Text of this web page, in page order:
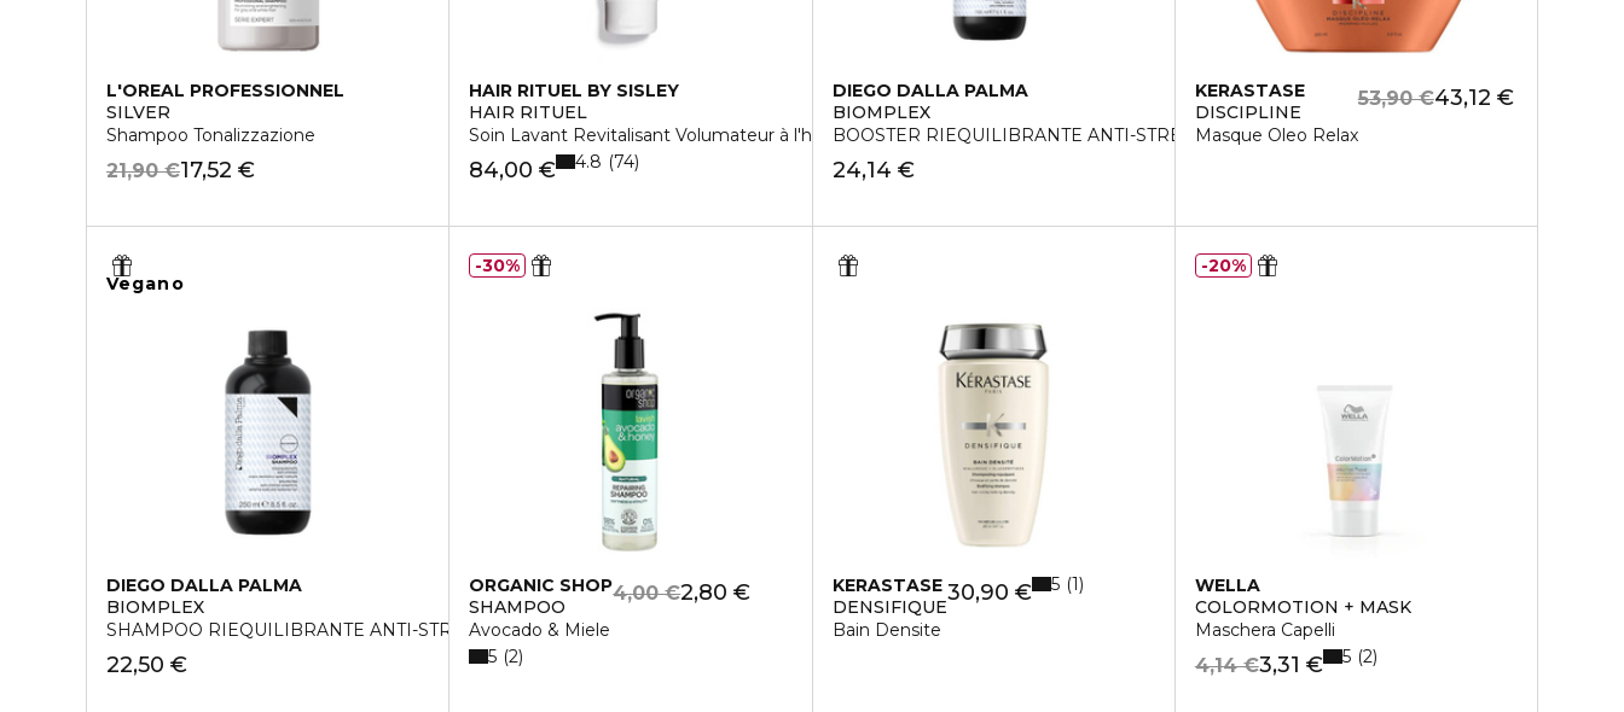
L'OREAL PROFESSIONNEL
SILVER
Shampoo Tonalizzazione
17,52 €
21,90 €
HAIR RITUEL BY SISLEY
HAIR RITUEL
Soin Lavant Revitalisant Volumateur à l'huile de Camélia
84,00 € 4.8 74
DIEGO DALLA PALMA
BIOMPLEX
BOOSTER RIEQUILIBRANTE ANTI-STRESS SPRAY
24,14 €
KERASTASE
DISCIPLINE
Masque Oleo Relax
43,12 €
53,90 €
Vegano
DIEGO DALLA PALMA
BIOMPLEX
SHAMPOO RIEQUILIBRANTE ANTI-STRESS
22,50 €
ORGANIC SHOP
SHAMPOO
Avocado & Miele
2,80 €
4,00 €
5 2
30%
KERASTASE
DENSIFIQUE
Bain Densite
30,90 € 5 1
WELLA
COLORMOTION + MASK
Maschera Capelli
3,31 €
4,14 € 5 2
20%